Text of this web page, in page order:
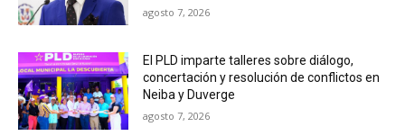
agosto 7, 2026
El PLD imparte talleres sobre diálogo,
concertación y resolución de conflictos en
Neiba y Duverge
agosto 7, 2026